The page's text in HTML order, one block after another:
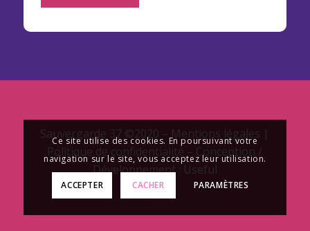
Sauvergarde 37 ©2020 – Mentions légales |
Politique de confidentialité – Conception /
Développement : Useful
Ce site utilise des cookies. En poursuivant votre
navigation sur le site, vous acceptez leur utilisation.
ACCEPTER CACHER PARAMÈTRES